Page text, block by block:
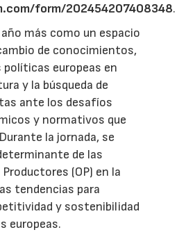
form/202454207408348.
más como un espacio
de conocimientos,
políticas europeas en
y la búsqueda de
ante los desafíos
y normativos que
la jornada, se
de las
(OP) en la
tendencias para
y sostenibilidad
europeas.